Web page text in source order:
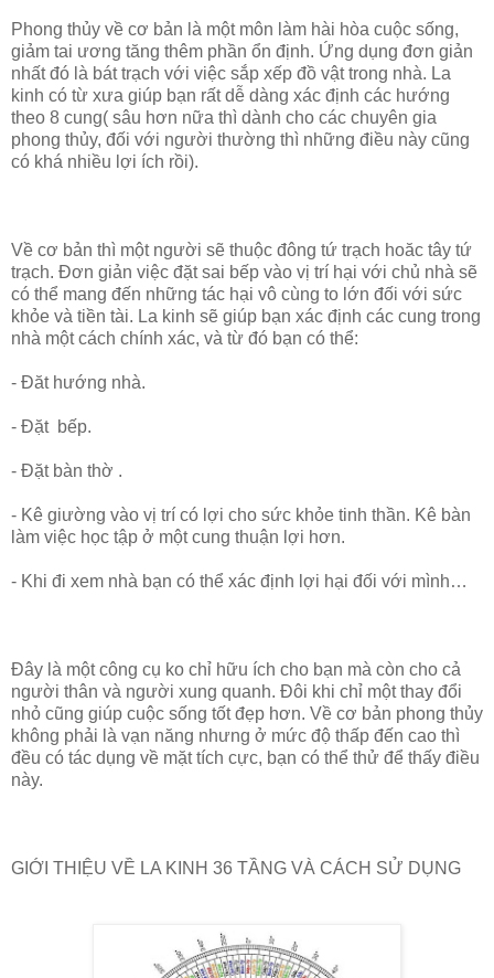
Phong thủy về cơ bản là một môn làm hài hòa cuộc sống,
giảm tai ương tăng thêm phần ổn định. Ứng dụng đơn giản
nhất đó là bát trạch với việc sắp xếp đồ vật trong nhà. La
kinh có từ xưa giúp bạn rất dễ dàng xác định các hướng
theo 8 cung( sâu hơn nữa thì dành cho các chuyên gia
phong thủy, đối với người thường thì những điều này cũng
có khá nhiều lợi ích rồi).
Về cơ bản thì một người sẽ thuộc đông tứ trạch hoăc tây tứ
trạch. Đơn giản việc đặt sai bếp vào vị trí hại với chủ nhà sẽ
có thể mang đến những tác hại vô cùng to lớn đối với sức
khỏe và tiền tài. La kinh sẽ giúp bạn xác định các cung trong
nhà một cách chính xác, và từ đó bạn có thể:
- Đăt hướng nhà.
- Đặt bếp.
- Đặt bàn thờ .
- Kê giường vào vị trí có lợi cho sức khỏe tinh thần. Kê bàn
làm việc học tập ở một cung thuận lợi hơn.
- Khi đi xem nhà bạn có thể xác định lợi hại đối với mình…
Đây là một công cụ ko chỉ hữu ích cho bạn mà còn cho cả
người thân và người xung quanh. Đôi khi chỉ một thay đổi
nhỏ cũng giúp cuộc sống tốt đẹp hơn. Về cơ bản phong thủy
không phải là vạn năng nhưng ở mức độ thấp đến cao thì
đều có tác dụng về mặt tích cực, bạn có thể thử để thấy điều
này.
GIỚI THIỆU VỀ LA KINH 36 TẦNG VÀ CÁCH SỬ DỤNG